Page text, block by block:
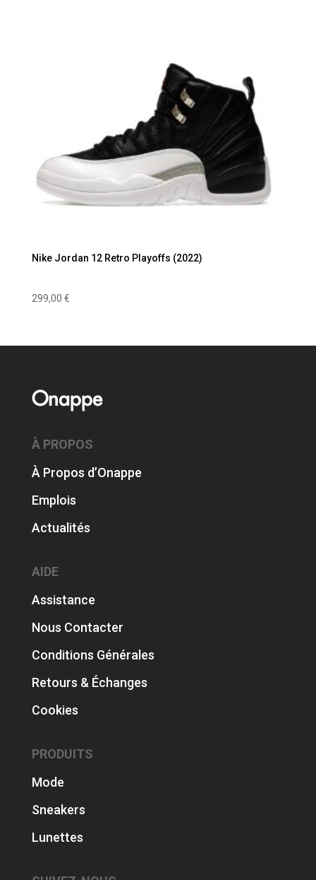
Nike Jordan 12 Retro Playoffs (2022)
299,00 €
Onappe
À PROPOS
À Propos d’Onappe
Emplois
Actualités
AIDE
Assistance
Nous Contacter
Conditions Générales
Retours & Échanges
Cookies
PRODUITS
Mode
Sneakers
Lunettes